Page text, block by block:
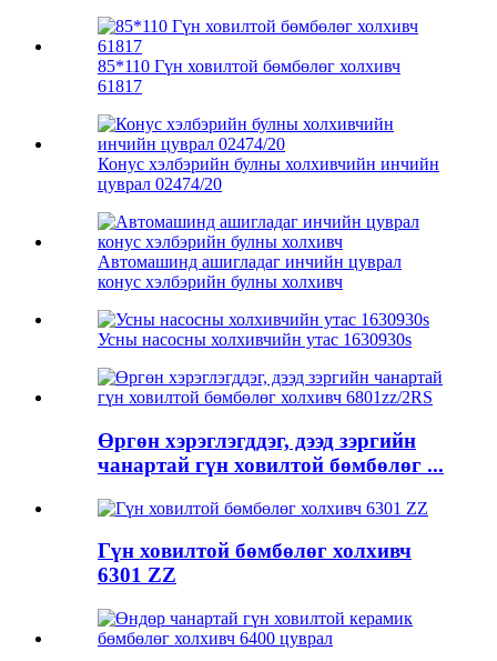
85*110 Гүн ховилтой бөмбөлөг холхивч
61817
Конус хэлбэрийн булны холхивчийн инчийн
цуврал 02474/20
Автомашинд ашигладаг инчийн цуврал
конус хэлбэрийн булны холхивч
Усны насосны холхивчийн утас 1630930s
Өргөн хэрэглэгддэг, дээд зэргийн
чанартай гүн ховилтой бөмбөлөг ...
Гүн ховилтой бөмбөлөг холхивч
6301 ZZ